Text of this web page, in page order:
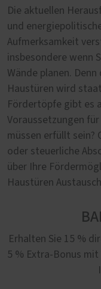
Die aktuellen
und
Aufmerksamkeit
insbesondere wenn
Wände planen.
Haustüren wird
Fördertöpfe gibt es
Voraussetzungen
müssen erfüllt sein?
oder steuerliche
über Ihre
Haustüren
Erhalten Sie 15 %
5 % Extra-Bonus